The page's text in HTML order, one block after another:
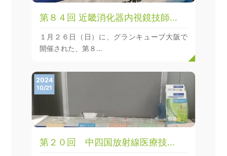
第８４回 近畿消化器内視鏡技師…
１月２６日（日）に、グランキューブ大阪で
開催された、第８…
2024
10/21
第２０回 中四国放射線医療技…